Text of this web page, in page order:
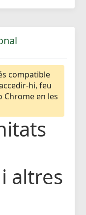
compatible
hi, feu
Chrome en les
altres